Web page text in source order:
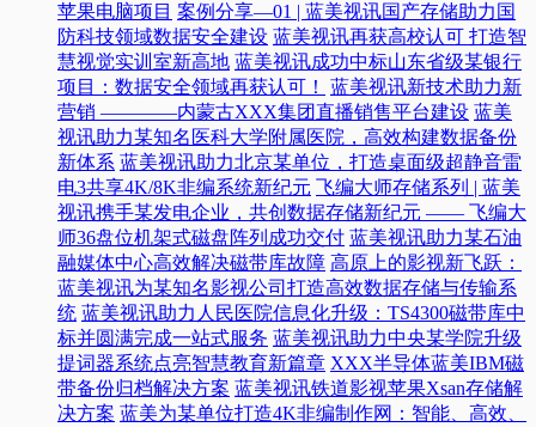
苹果电脑项目 案例分享—01 | 蓝美视讯国产存储助力国
防科技领域数据安全建设 蓝美视讯再获高校认可 打造智
慧视觉实训室新高地 蓝美视讯成功中标山东省级某银行
项目：数据安全领域再获认可！
蓝美视讯新技术助力新
营销 ————内蒙古XXX集团直播销售平台建设 蓝美
视讯助力某知名医科大学附属医院，高效构建数据备份
新体系 蓝美视讯助力北京某单位，打造桌面级超静音雷
电3共享4K/8K非编系统新纪元 飞编大师存储系列 | 蓝美
视讯携手某发电企业，共创数据存储新纪元 —— 飞编大
师36盘位机架式磁盘阵列成功交付 蓝美视讯助力某石油
融媒体中心高效解决磁带库故障 高原上的影视新飞跃：
蓝美视讯为某知名影视公司打造高效数据存储与传输系
统 蓝美视讯助力人民医院信息化升级：TS4300磁带库中
标并圆满完成一站式服务 蓝美视讯助力中央某学院升级
提词器系统点亮智慧教育新篇章 XXX半导体蓝美IBM磁
带备份归档解决方案 蓝美视讯铁道影视苹果Xsan存储解
决方案 蓝美为某单位打造4K非编制作网：智能、高效、